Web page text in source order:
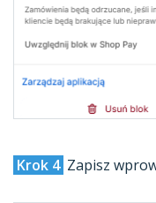
Krok 4 Zapisz